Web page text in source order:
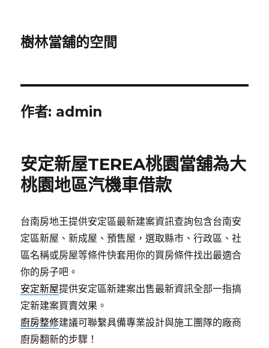
樹林當舖的空間
作者: admin
安定新屋TEREA桃園當舖為大
桃園地區汽機車借款
台南房地王提供安定區最新建案資訊查詢包含台南安
定區新屋、新成屋、預售屋，選取縣市、行政區、社
區名稱或房屋等條件快套用你的買房條件找出最適合
你的房子吧。
安定新屋提供安定區新建案出售最新資訊全部一指搞
定新建案買賣效果。
廚房整修建議可聯繫具備專業設計與施工團隊的廠商
廚房翻新的步驟！